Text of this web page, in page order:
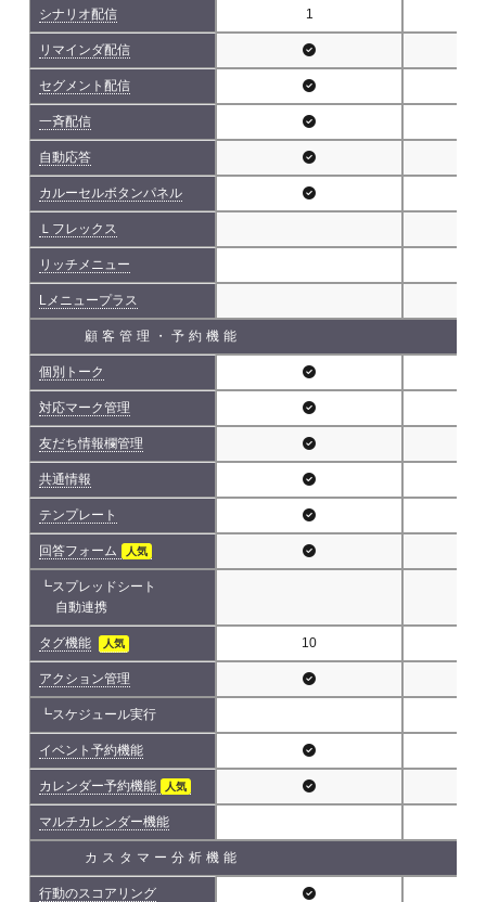
シナリオ配信 1
リマインダ配信
セグメント配信
一斉配信
自動応答
カルーセルボタンパネル
Ｌフレックス
リッチメニュー
Lメニュープラス
顧客管理・予約機能
個別トーク
対応マーク管理
友だち情報欄管理
共通情報
テンプレート
回答フォーム 人気
┗スプレッドシート
自動連携
タグ機能 人気 10
アクション管理
┗スケジュール実行
イベント予約機能
カレンダー予約機能 人気
マルチカレンダー機能
カスタマー分析機能
行動のスコアリング